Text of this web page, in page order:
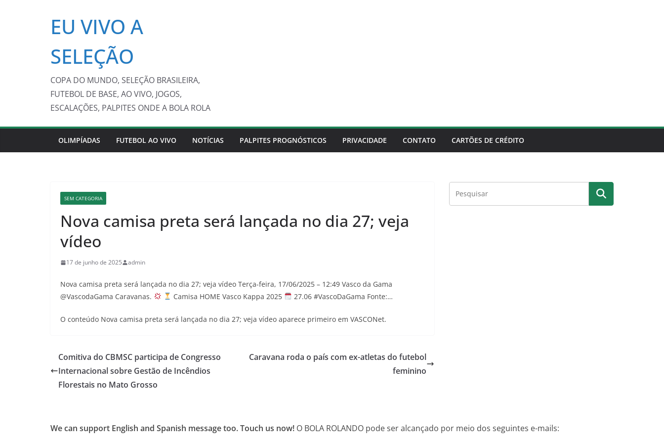
EU VIVO A
SELEÇÃO
COPA DO MUNDO, SELEÇÃO BRASILEIRA,
FUTEBOL DE BASE, AO VIVO, JOGOS,
ESCALAÇÕES, PALPITES ONDE A BOLA ROLA
OLIMPÍADAS FUTEBOL AO VIVO NOTÍCIAS PALPITES PROGNÓSTICOS PRIVACIDADE CONTATO CARTÕES DE CRÉDITO
SEM CATEGORIA
Nova camisa preta será lançada no dia 27; veja
vídeo
17 de junho de 2025 admin
Nova camisa preta será lançada no dia 27; veja vídeo Terça-feira, 17/06/2025 – 12:49 Vasco da Gama
@VascodaGama Caravanas.
Camisa HOME Vasco Kappa 2025 27.06 #VascoDaGama Fonte:…
O conteúdo Nova camisa preta será lançada no dia 27; veja vídeo aparece primeiro em VASCONet.
Comitiva do CBMSC participa de Congresso
Internacional sobre Gestão de Incêndios
Florestais no Mato Grosso
Caravana roda o país com ex-atletas do futebol
feminino
We can support English and Spanish message too. Touch us now! O BOLA ROLANDO pode ser alcançado por meio dos seguintes e-mails: